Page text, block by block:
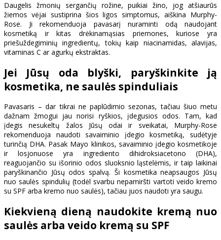
Daugelis žmonių sergančių rožine, puikiai žino, jog atšiaurūs
žiemos vėjai sustiprina šios ligos simptomus, aiškina Murphy-
Rose. Ji rekomenduoja pavasarį nuraminti odą naudojant
kosmetiką ir kitas drėkinamąsias priemones, kuriose yra
priešuždegiminių ingredientų, tokių kaip niacinamidas, alavijas,
vitaminas C ar agurkų ekstraktas.
Jei Jūsų oda blyški, paryškinkite ją
kosmetika, ne saulės spinduliais
Pavasaris – dar tikrai ne paplūdimio sezonas, tačiau šiuo metu
dažnam žmogui jau norisi ryškios, įdegusios odos. Tam, kad
įdegis nesukeltų žalos Jūsų odai ir sveikatai, Murphy-Rose
rekomenduoja naudoti savaiminio įdegio kosmetiką, sudėtyje
turinčią DHA. Pasak Mayo klinikos, savaiminio įdegio kosmetikoje
ir losjonuose yra ingrediento dihidroksiacetono (DHA),
reaguojančio su išorinio odos sluoksnio ląstelėmis, ir taip laikinai
paryškinančio Jūsų odos spalvą. Ši kosmetika neapsaugos Jūsų
nuo saulės spindulių (todėl svarbu nepamiršti vartoti veido kremo
su SPF arba kremo nuo saulės), tačiau juos naudoti yra saugu.
Kiekvieną dieną naudokite kremą nuo
saulės arba veido kremą su SPF